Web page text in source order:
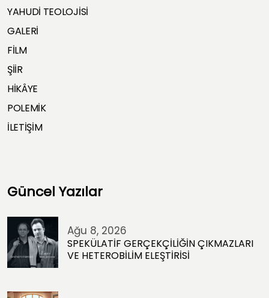
YAHUDİ TEOLOJİSİ
GALERİ
FİLM
ŞİİR
HİKÂYE
POLEMİK
İLETİŞİM
Güncel Yazılar
Ağu 8, 2026
SPEKÜLATİF GERÇEKÇİLİĞİN ÇIKMAZLARI
VE HETEROBİLİM ELEŞTİRİSİ